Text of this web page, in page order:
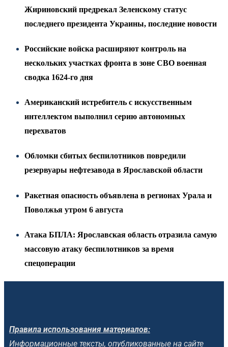
Жириновский предрекал Зеленскому статус
последнего президента Украины, последние новости
Российские войска расширяют контроль на
нескольких участках фронта в зоне СВО военная
сводка 1624-го дня
Американский истребитель с искусственным
интеллектом выполнил серию автономных
перехватов
Обломки сбитых беспилотников повредили
резервуары нефтезавода в Ярославской области
Ракетная опасность объявлена в регионах Урала и
Поволжья утром 6 августа
Атака БПЛА: Ярославская область отразила самую
массовую атаку беспилотников за время
спецоперации
Правила использования материалов:
Информационные тексты, опубликованные на сайте